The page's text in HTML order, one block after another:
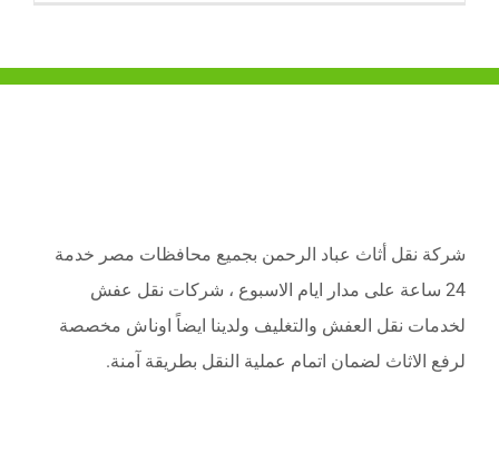
شركة نقل أثاث عباد الرحمن بجميع محافظات مصر خدمة
24 ساعة على مدار ايام الاسبوع ، شركات نقل عفش
لخدمات نقل العفش والتغليف ولدينا ايضاً اوناش مخصصة
لرفع الاثاث لضمان اتمام عملية النقل بطريقة آمنة.